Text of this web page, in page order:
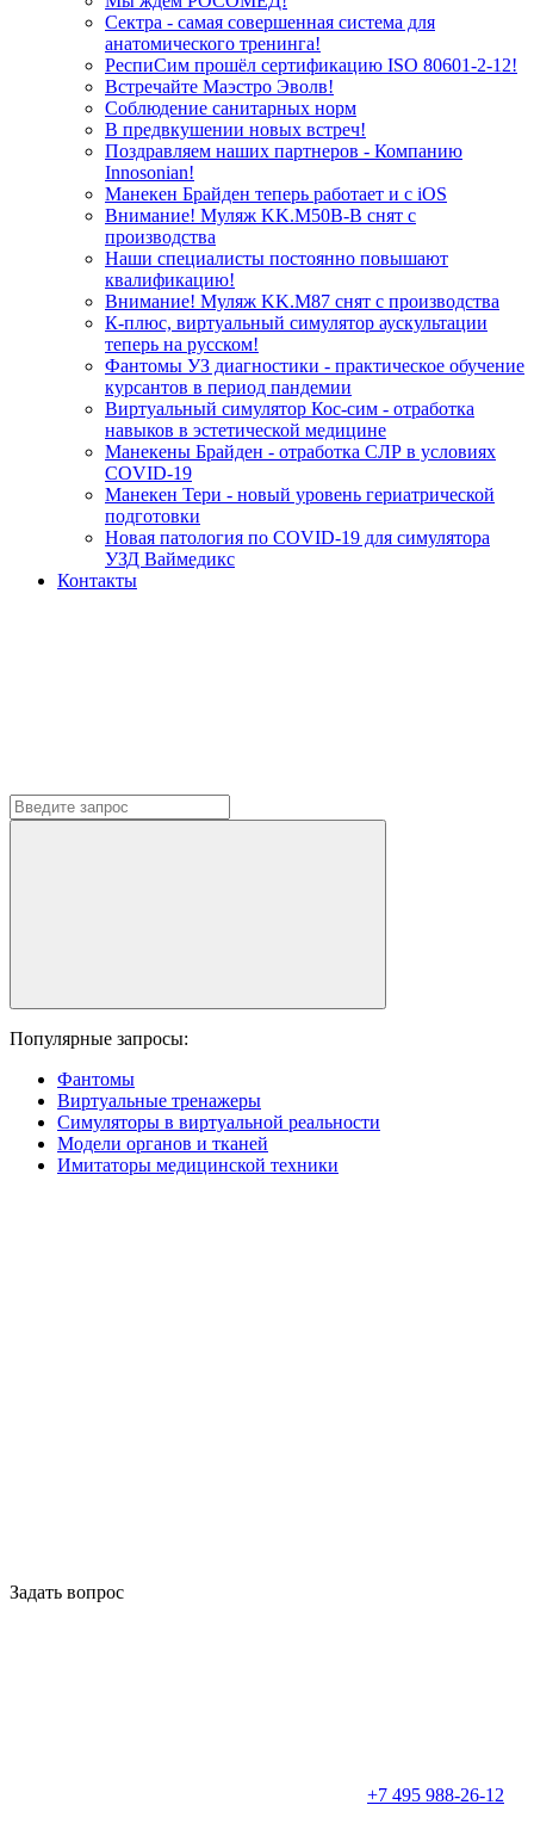
Сектра - самая совершенная система для
анатомического тренинга!
РеспиСим прошёл сертификацию ISO 80601-2-12!
Встречайте Маэстро Эволв!
Соблюдение санитарных норм
В предвкушении новых встреч!
Поздравляем наших партнеров - Компанию
Innosonian!
Манекен Брайден теперь работает и с iOS
Внимание! Муляж KK.M50B-B снят с
производства
Наши специалисты постоянно повышают
квалификацию!
Внимание! Муляж KK.M87 снят с производства
К-плюс, виртуальный симулятор аускультации
теперь на русском!
Фантомы УЗ диагностики - практическое обучение
курсантов в период пандемии
Виртуальный симулятор Кос-сим - отработка
навыков в эстетической медицине
Манекены Брайден - отработка СЛР в условиях
COVID-19
Манекен Тери - новый уровень гериатрической
подготовки
Новая патология по COVID-19 для симулятора
УЗД Ваймедикс
Контакты
Популярные запросы:
Фантомы
Виртуальные тренажеры
Симуляторы в виртуальной реальности
Модели органов и тканей
Имитаторы медицинской техники
Задать вопрос
+7 495 988-26-12